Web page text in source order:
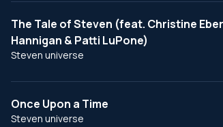
The Tale of Steven (feat. Christine
Hannigan & Patti LuPone)
Steven universe
Once Upon a Time
Steven universe